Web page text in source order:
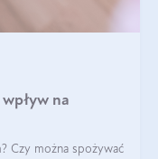
na
Czy można spożywać